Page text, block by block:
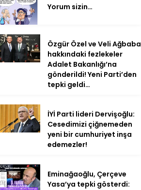
Yorum sizin…
Özgür Özel ve Veli Ağbaba
hakkındaki fezlekeler
Adalet Bakanlığı’na
gönderildi! Yeni Parti’den
tepki geldi…
İYİ Parti lideri Dervişoğlu:
Cesedimizi çiğnemeden
yeni bir cumhuriyet inşa
edemezler!
Eminağaoğlu, Çerçeve
Yasa’ya tepki gösterdi: